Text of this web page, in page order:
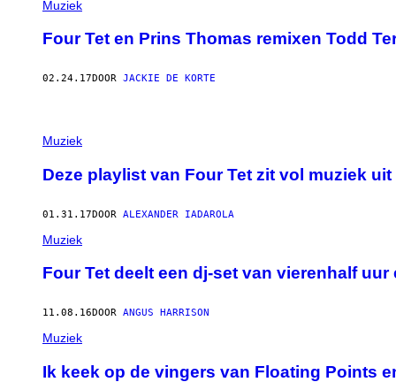
Muziek
Four Tet en Prins Thomas remixen Todd
02.24.17DOOR JACKIE DE KORTE
Muziek
Deze playlist van Four Tet zit vol muziek
01.31.17DOOR ALEXANDER IADAROLA
Muziek
Four Tet deelt een dj-set van vierenhalf
11.08.16DOOR ANGUS HARRISON
Muziek
Ik keek op de vingers van Floating Points